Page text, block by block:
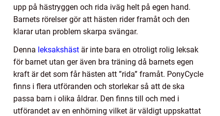
upp på hästryggen och rida iväg helt på egen hand.
Barnets rörelser gör att hästen rider framåt och den
klarar utan problem skarpa svängar.
Denna leksakshäst är inte bara en otroligt rolig leksak
för barnet utan ger även bra träning då barnets egen
kraft är det som får hästen att ”rida” framåt. PonyCycle
finns i flera utföranden och storlekar så att de ska
passa barn i olika åldrar. Den finns till och med i
utförandet av en enhörning vilket är väldigt uppskattat